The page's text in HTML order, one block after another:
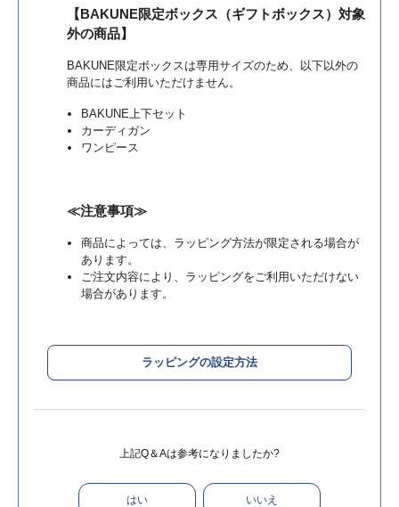
【BAKUNE限定ボックス（ギフトボックス）対象
外の商品】
BAKUNE限定ボックスは専用サイズのため、以下以外の
商品にはご利用いただけません。
BAKUNE上下セット
カーディガン
ワンピース
≪注意事項≫
商品によっては、ラッピング方法が限定される場合が
あります。
ご注文内容により、ラッピングをご利用いただけない
場合があります。
ラッピングの設定方法
上記Q＆Aは参考になりましたか?
はい いいえ